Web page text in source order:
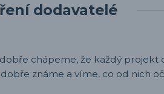
dodavatelé
chápeme, že každý projekt
známe a víme, co od nich